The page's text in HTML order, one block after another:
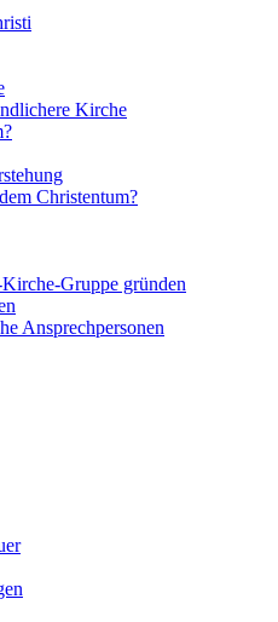
Kirche
Christentum?
Gruppe gründen
Ansprechpersonen